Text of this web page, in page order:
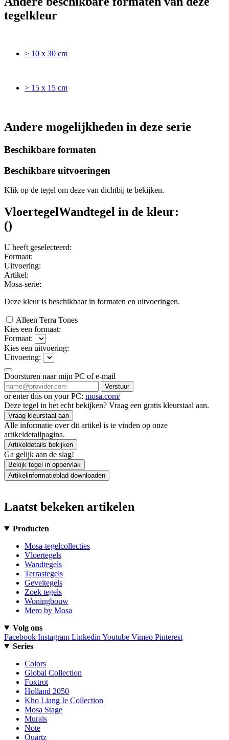
tegelkleur
> 10 x 30 cm
> 15 x 15 cm
Andere mogelijkheden in deze serie
Beschikbare formaten
Beschikbare uitvoeringen
Klik op de tegel om deze van dichtbij te bekijken.
VloertegelWandtegel in de kleur:
()
U heeft geselecteerd:
Formaat:
Uitvoering:
Artikel:
Mosa-serie:
Deze kleur is beschikbaar in formaten en uitvoeringen.
Alleen Terra Tones
Kies een formaat:
Formaat:
Kies een uitvoering:
Uitvoering:
Doorsturen naar mijn PC of e-mail
Verstuur
or enter this on your PC: mosa.com/
Deze tegel in het echt bekijken? Vraag een gratis kleurstaal aan.
Vraag kleurstaal aan
Alle informatie over dit artikel is te vinden op onze
artikeldetailpagina.
Artikeldetails bekijken
Ga gelijk aan de slag!
Bekijk tegel in oppervlak
Artikelinformatieblad downloaden
Laatst bekeken artikelen
Producten
Mosa-tegelcollecties
Vloertegels
Wandtegels
Terrastegels
Geveltegels
Zoek tegels
Woningbouw
Mero by Mosa
Volg ons
Facebook Instagram Linkedin Youtube Vimeo Pinterest
Series
Colors
Global Collection
Foxtrot
Holland 2050
Kho Liang Ie Collection
Mosa Stage
Murals
Note
Quartz